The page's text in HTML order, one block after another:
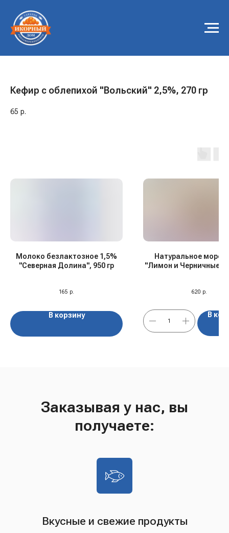
Кефир с облепихой "Вольский" 2,5%, 270 гр
65 р.
Молоко безлактозное 1,5%
"Северная Долина", 950 гр
165 р.
В корзину
Натуральное
"Лимон и Черничные
620 р.
В
Заказывая у нас, вы
получаете:
Вкусные и свежие продукты